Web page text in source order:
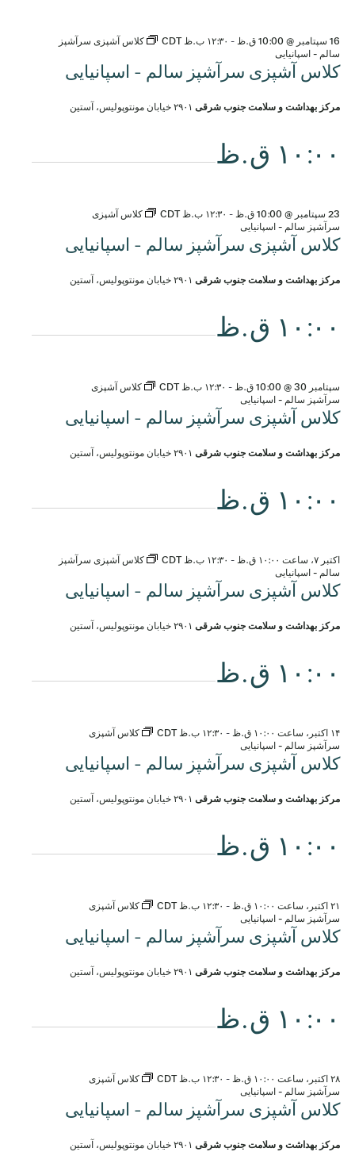
کلاس آشپزی سرآشپز سالم - اسپانیایی
16 سپتامبر @ 10:00 ق.ظ - ۱۲:۳۰ ب.ظ CDT
کلاس آشپزی سرآشپز
سالم - اسپانیایی
مرکز بهداشت و سلامت جنوب شرقی ۲۹۰۱ خیابان مونتوپولیس، آستین
۱۰:۰۰ ق.ظ
کلاس آشپزی سرآشپز سالم - اسپانیایی
23 سپتامبر @ 10:00 ق.ظ - ۱۲:۳۰ ب.ظ CDT
کلاس آشپزی
سرآشپز سالم - اسپانیایی
مرکز بهداشت و سلامت جنوب شرقی ۲۹۰۱ خیابان مونتوپولیس، آستین
۱۰:۰۰ ق.ظ
کلاس آشپزی سرآشپز سالم - اسپانیایی
سپتامبر 30 @ 10:00 ق.ظ - ۱۲:۳۰ ب.ظ CDT
کلاس آشپزی
سرآشپز سالم - اسپانیایی
مرکز بهداشت و سلامت جنوب شرقی ۲۹۰۱ خیابان مونتوپولیس، آستین
۱۰:۰۰ ق.ظ
کلاس آشپزی سرآشپز سالم - اسپانیایی
اکتبر ۷، ساعت ۱۰:۰۰ ق.ظ - ۱۲:۳۰ ب.ظ CDT
کلاس آشپزی سرآشپز
سالم - اسپانیایی
مرکز بهداشت و سلامت جنوب شرقی ۲۹۰۱ خیابان مونتوپولیس، آستین
۱۰:۰۰ ق.ظ
کلاس آشپزی سرآشپز سالم - اسپانیایی
۱۴ اکتبر، ساعت ۱۰:۰۰ ق.ظ - ۱۲:۳۰ ب.ظ CDT
کلاس آشپزی
سرآشپز سالم - اسپانیایی
مرکز بهداشت و سلامت جنوب شرقی ۲۹۰۱ خیابان مونتوپولیس، آستین
۱۰:۰۰ ق.ظ
کلاس آشپزی سرآشپز سالم - اسپانیایی
۲۱ اکتبر، ساعت ۱۰:۰۰ ق.ظ - ۱۲:۳۰ ب.ظ CDT
کلاس آشپزی
سرآشپز سالم - اسپانیایی
مرکز بهداشت و سلامت جنوب شرقی ۲۹۰۱ خیابان مونتوپولیس، آستین
۱۰:۰۰ ق.ظ
کلاس آشپزی سرآشپز سالم - اسپانیایی
۲۸ اکتبر، ساعت ۱۰:۰۰ ق.ظ - ۱۲:۳۰ ب.ظ CDT
کلاس آشپزی
سرآشپز سالم - اسپانیایی
مرکز بهداشت و سلامت جنوب شرقی ۲۹۰۱ خیابان مونتوپولیس، آستین